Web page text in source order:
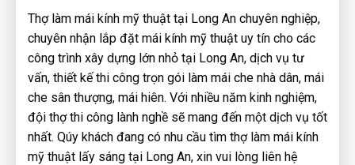
Thợ làm mái kính mỹ thuật tại Long An chuyên nghiệp,
chuyên nhận lắp đặt mái kính mỹ thuật uy tín cho các
công trình xây dựng lớn nhỏ tại Long An, dịch vụ tư
vấn, thiết kế thi công trọn gói làm mái che nhà dân, mái
che sân thượng, mái hiên. Với nhiều năm kinh nghiệm,
đội thợ thi công lành nghề sẽ mang đến một dịch vụ tốt
nhất. Qúy khách đang có nhu cầu tìm thợ làm mái kính
mỹ thuật lấy sáng tại Long An, xin vui lòng liên hệ